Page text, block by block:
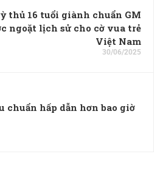
thủ 16 tuổi giành chuẩn GM
ngoặt lịch sử cho cờ vua trẻ
Việt Nam
30/06/2025
chuẩn hấp dẫn hơn bao giờ